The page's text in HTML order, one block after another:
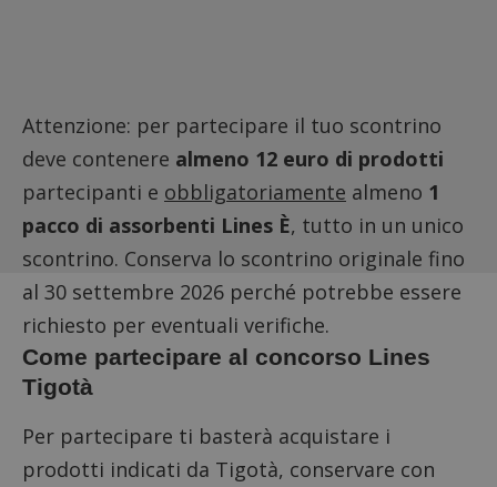
Attenzione: per partecipare il tuo scontrino
deve contenere almeno 12 euro di prodotti
partecipanti e obbligatoriamente almeno 1
pacco di assorbenti Lines È, tutto in un unico
scontrino. Conserva lo scontrino originale fino
al 30 settembre 2026 perché potrebbe essere
richiesto per eventuali verifiche.
Come partecipare al concorso Lines
Tigotà
Per partecipare ti basterà acquistare i
prodotti indicati da Tigotà, conservare con